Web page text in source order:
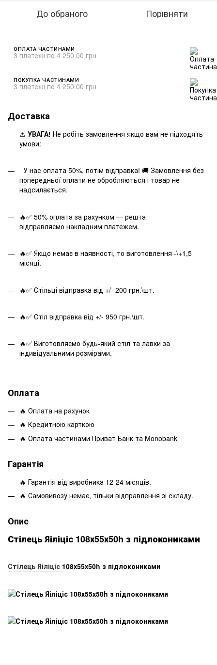
До обраного Порівняти
ОПЛАТА ЧАСТИНАМИ
3 платежі по 4 250.00 грн
ПОКУПКА ЧАСТИНАМИ
3 платежі по 4 250.00 грн
Доставка
⚠️ УВАГА! Не робіть замовлення якщо вам не підходять
умови:
У нас оплата 50%, потім відправка! 🚚 Замовлення без
попередньої оплати не обробляються і товар не
надсилається.
🔥✅ 50% оплата за рахунком — решта
відправляємо накладним платежем.
🔥✅ Якщо немає в наявності, то виготовлення -\+1,5
місяці.
🔥✅ Стільці відправка від +/- 200 грн.\шт.
🔥✅ Стіл відправка від +/- 950 грн.\шт.
🔥✅ Виготовляємо будь-який стіл та лавки за
індивідуальними розмірами.
Оплата
🔥 Оплата на рахунок
🔥 Кредитною карткою
🔥 Оплата частинами Приват Банк та Monobank
Гарантія
🔥 Гарантія від виробника 12-24 місяців.
🔥 Самовивозу немає, тільки відправлення зі складу.
Опис
Стілець Яіліціс 108х55х50h з підлокониками
Стілець Яіліціс 108х55х50h з підлокониками